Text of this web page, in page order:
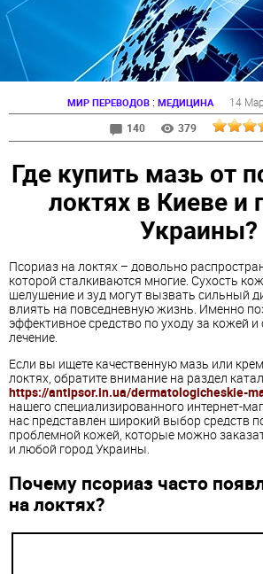
МИР ПЕРЕВОДОВ : МЕДИЦИНА 14
140
379
Где купить мазь от
локтях в Киеве и
Украины?
Псориаз на локтях – довольно
которой сталкиваются многие. Сухость
шелушение и зуд могут вызвать сильный
влиять на повседневную жизнь. Именно
эффективное средство по уходу за кожей
лечение.
Если вы ищете качественную мазь или
локтях, обратите внимание на раздел
https://antipsor.in.ua/dermatologicheskie-
нашего специализированного интернет-
нас представлен широкий выбор средств
проблемной кожей, которые можно
и любой город Украины.
Почему псориаз часто
на локтях?